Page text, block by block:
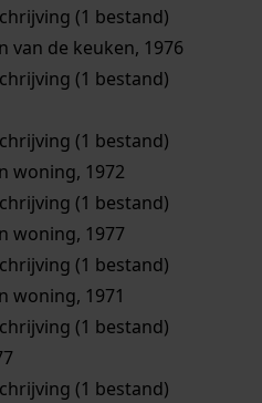
(1 bestand)
van de keuken, 1976
(1 bestand)
(1 bestand)
woning, 1972
(1 bestand)
woning, 1977
(1 bestand)
woning, 1971
(1 bestand)
(1 bestand)